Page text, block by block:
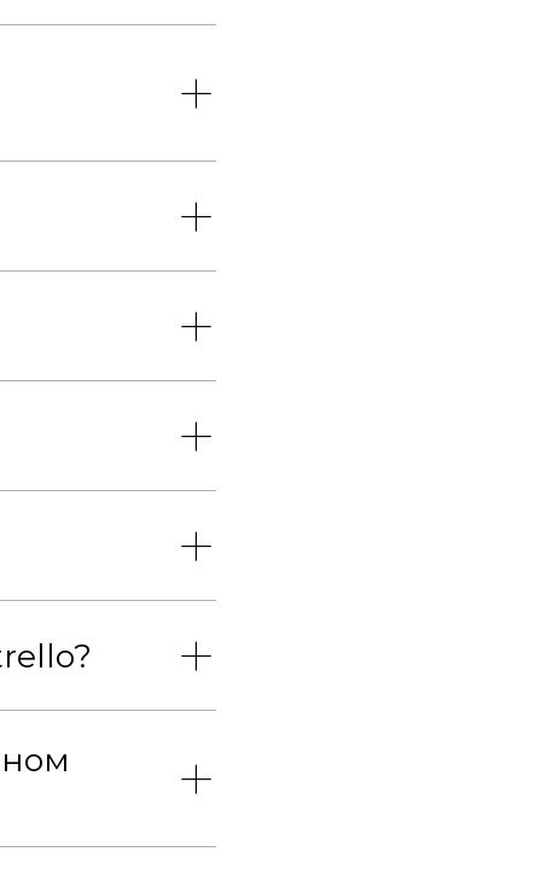
+
+
+
+
+
+
+